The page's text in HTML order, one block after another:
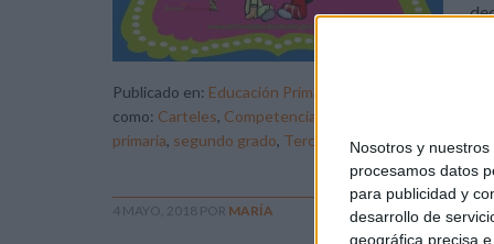
Nosotros y nuestros
procesamos datos
para publicidad y
desarrollo de
geográfica precisa
Publicado en: Educación Primaria
como: Carteles, Competencia lingüística
primaria, segundo grado, Tercero de primaria
4 MAYO, 2018 POR MARÍA